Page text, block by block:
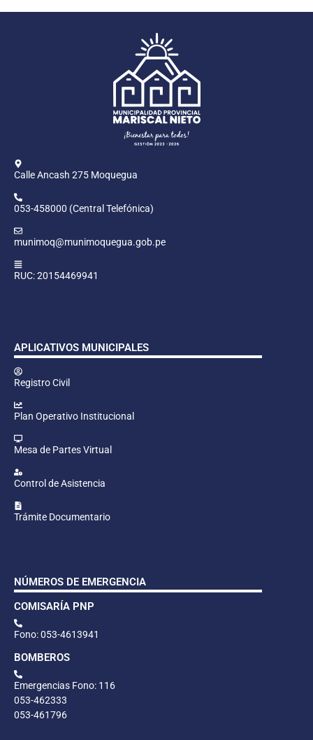
Calle Ancash 275 Moquegua
053-458000 (Central Telefónica)
munimoq@munimoquegua.gob.pe
RUC: 20154469941
APLICATIVOS MUNICIPALES
Registro Civil
Plan Operativo Institucional
Mesa de Partes Virtual
Control de Asistencia
Trámite Documentario
NÚMEROS DE EMERGENCIA
COMISARÍA PNP
Fono: 053-4613941
BOMBEROS
Emergencias Fono: 116
053-462333
053-461796